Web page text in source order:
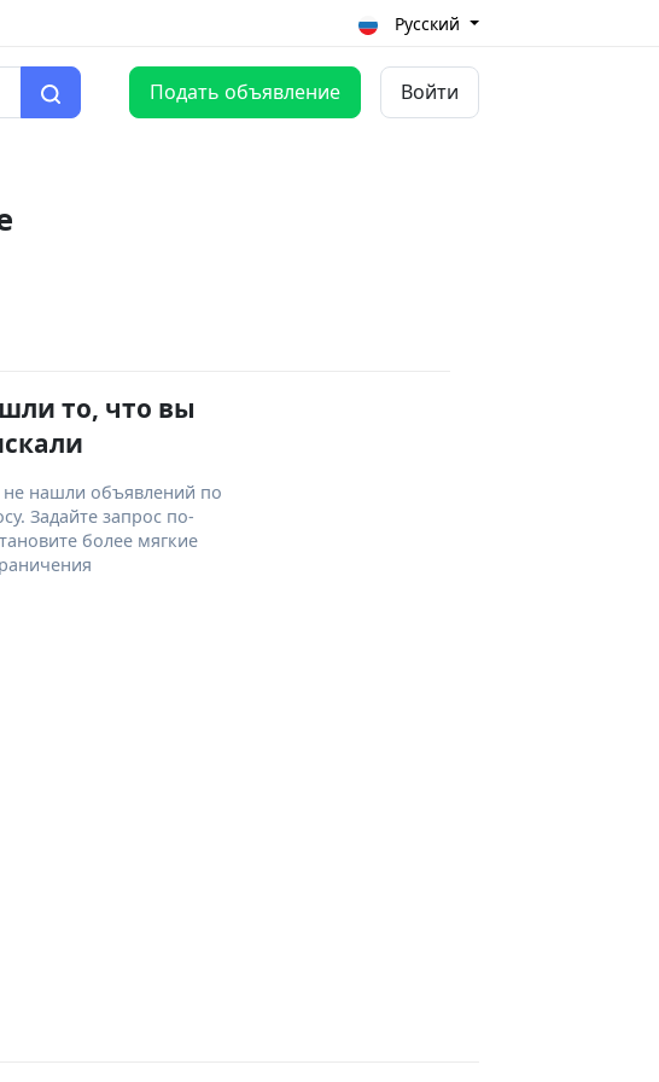
Русский
Подать объявление Войти
то, что вы
нашли объявлений по
Задайте запрос по-
более мягкие